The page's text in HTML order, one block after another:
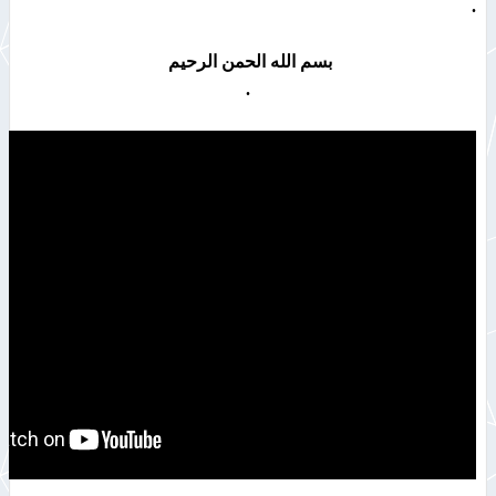
.
بسم الله الحمن الرحيم
.